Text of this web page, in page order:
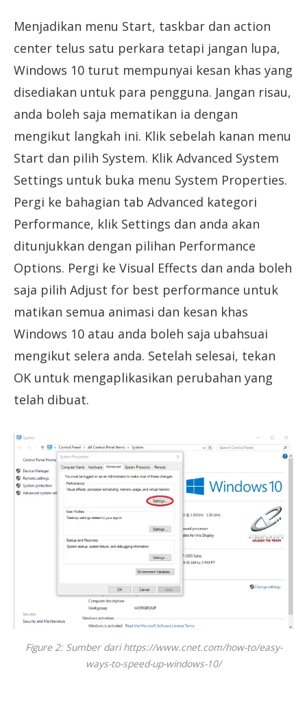
Menjadikan menu Start, taskbar dan action
center telus satu perkara tetapi jangan lupa,
Windows 10 turut mempunyai kesan khas yang
disediakan untuk para pengguna. Jangan risau,
anda boleh saja mematikan ia dengan
mengikut langkah ini. Klik sebelah kanan menu
Start dan pilih System. Klik Advanced System
Settings untuk buka menu System Properties.
Pergi ke bahagian tab Advanced kategori
Performance, klik Settings dan anda akan
ditunjukkan dengan pilihan Performance
Options. Pergi ke Visual Effects dan anda boleh
saja pilih Adjust for best performance untuk
matikan semua animasi dan kesan khas
Windows 10 atau anda boleh saja ubahsuai
mengikut selera anda. Setelah selesai, tekan
OK untuk mengaplikasikan perubahan yang
telah dibuat.
Figure 2: Sumber dari https://www.cnet.com/how-to/easy-
ways-to-speed-up-windows-10/